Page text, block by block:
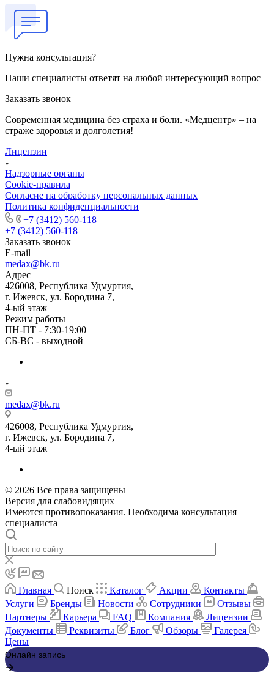
Нужна консультация?
Наши специалисты ответят на любой интересующий вопрос
Заказать звонок
Современная медицина без страха и боли. «Медцентр» – на
страже здоровья и долголетия!
Лицензии
Надзорные органы
Cookie-правила
Согласие на обработку персональных данных
Политика конфиденциальности
+7 (3412) 560-118
+7 (3412) 560-118
Заказать звонок
E-mail
medax@bk.ru
Адрес
426008, Республика Удмуртия,
г. Ижевск, ул. Бородина 7,
4-ый этаж
Режим работы
ПН-ПТ - 7:30-19:00
СБ-ВС - выходной
medax@bk.ru
426008, Республика Удмуртия,
г. Ижевск, ул. Бородина 7,
4-ый этаж
© 2026 Все права защищены
Версия для слабовидящих
Имеются противопоказания. Необходима консультация
специалиста
Главная Поиск Каталог Акции
Контакты
Услуги
Бренды Новости Сотрудники
Отзывы
Партнеры
Карьера FAQ Компания
Лицензии
Документы
Реквизиты Блог Обзоры
Галерея
Цены